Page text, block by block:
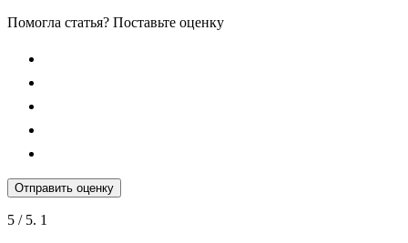
Помогла статья? Поставьте оценку
Отправить оценку
5 / 5. 1